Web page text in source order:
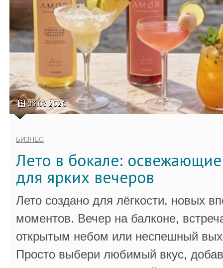
03.08.2026
БИЗНЕС
Лето в бокале:
для ярких вечеров
Лето создано для лёгкости, новых
моментов. Вечер на балконе,
открытым небом или неспешный
Просто выбери любимый вкус,